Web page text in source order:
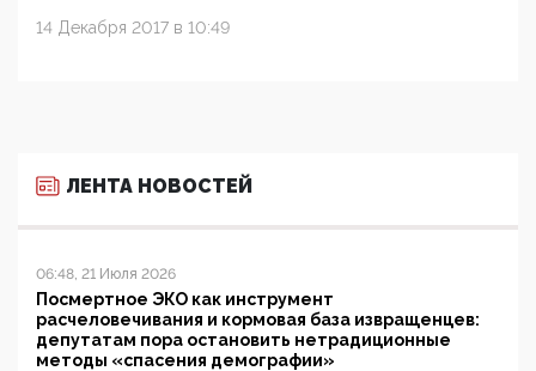
14 Декабря 2017 в 10:49
ЛЕНТА НОВОСТЕЙ
06:48, 21 Июля 2026
Посмертное ЭКО как инструмент
расчеловечивания и кормовая база извращенцев:
депутатам пора остановить нетрадиционные
методы «спасения демографии»